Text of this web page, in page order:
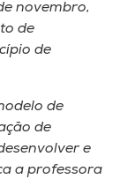
novembro,
de
de
de
de
e
a professora